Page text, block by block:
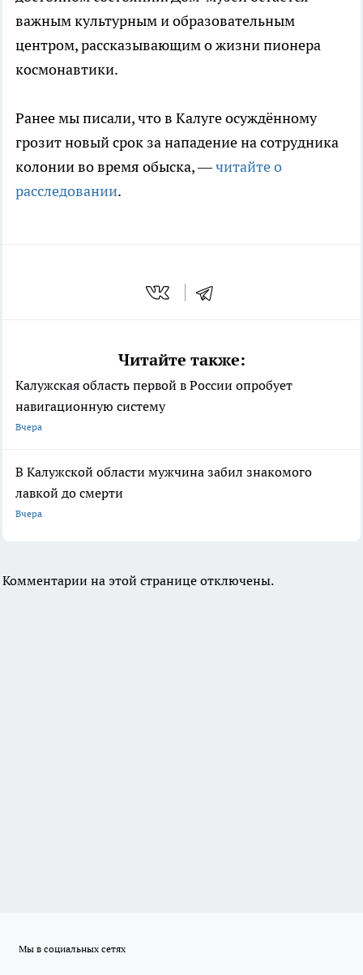
важным культурным и образовательным
центром, рассказывающим о жизни пионера
космонавтики.
Ранее мы писали, что в Калуге осуждённому
грозит новый срок за нападение на сотрудника
колонии во время обыска, —читайте о
расследовании.
Читайте также:
Калужская область первой в России опробует
навигационную систему
Вчера
В Калужской области мужчина забил знакомого
лавкой до смерти
Вчера
Комментарии на этой странице отключены.
Мы в социальных сетях